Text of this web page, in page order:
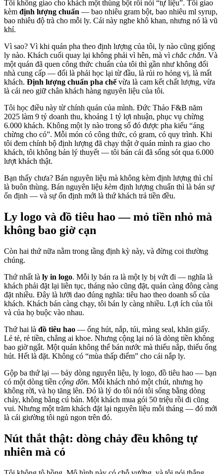
Tôi không giao cho khách một thùng bột rồi nói “tự liệu”. Tôi giao
kèm định lượng chuẩn — bao nhiêu gram bột, bao nhiêu ml syrup,
bao nhiêu độ trà cho mỗi ly. Cái này nghe khô khan, nhưng nó là vũ
khí.
Vì sao? Vì khi quán pha theo định lượng của tôi, ly nào cũng giống
ly nào. Khách cuối quay lại không phải vì hên, mà vì chắc chắn. Và
một quán đã quen công thức chuẩn của tôi thì gần như không đổi
nhà cung cấp — đổi là phải học lại từ đầu, là rủi ro hỏng vị, là mất
khách. Định lượng chuẩn pha chếvừa là cam kết chất lượng, vừa
là cái neo giữ chân khách hàng nguyên liệu của tôi.
Tôi học điều này từ chính quán của mình. Đức Thảo F&B năm
2025 làm 9 tỷ doanh thu, khoảng 1 tỷ lợi nhuận, phục vụ chừng
6.000 khách. Không một ly nào trong số đó được pha kiểu “áng
chừng cho có”. Mỗi món có công thức, có gram, có quy trình. Khi
tôi đem chính bộ định lượng đã chạy thật ở quán mình ra giao cho
khách, tôi không bán lý thuyết — tôi bán cái đã sống sót qua 6.000
lượt khách thật.
Bạn thấy chưa? Bán nguyên liệu mà không kèm định lượng thì chỉ
là buôn thùng. Bán nguyên liệu kèm định lượng chuẩn thì là bán sự
ổn định — và sự ổn định mới là thứ khách trả tiền đều.
Ly logo và đồ tiêu hao — mỏ tiền nhỏ mà
không bao giờ cạn
Còn hai thứ nữa nằm trong tầng định kỳ này, và đừng coi thường
chúng.
Thứ nhất là ly in logo. Mỗi ly bán ra là một ly bị vứt đi — nghĩa là
khách phải đặt lại liên tục, tháng nào cũng đặt, quán càng đông càng
đặt nhiều. Đây là lưỡi dao đúng nghĩa: tiêu hao theo doanh số của
khách. Khách bán càng chạy, tôi bán ly càng nhiều. Lợi ích của tôi
và của họ buộc vào nhau.
Thứ hai là đồ tiêu hao — ống hút, nắp, túi, màng seal, khăn giấy.
Lẻ tẻ, rẻ tiền, chẳng ai khoe. Nhưng cộng lại nó là dòng tiền không
bao giờ ngắt. Một quán không thể bán nước mà thiếu nắp, thiếu ống
hút. Hết là đặt. Không có “mùa thấp điểm” cho cái nắp ly.
Gộp ba thứ lại — bảy dòng nguyên liệu, ly logo, đồ tiêu hao — bạn
có một dòng tiền cộng dồn. Mỗi khách nhỏ một chút, nhưng họ
không rời, và họ tăng lên. Đó là lý do tôi nói tôi sống bằng dòng
chảy, không bằng cú bán. Một khách mua gói 50 triệu rồi đi cũng
vui. Nhưng một trăm khách đặt lại nguyên liệu mỗi tháng — đó mới
là cái giường tôi ngủ ngon trên đó.
Nút thắt thật: dòng chảy đều không tự
nhiên mà có